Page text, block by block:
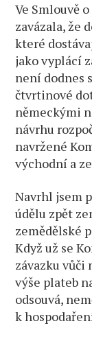
Ve Smlouvě
zavázala, že
které
jako vyplácí
není dodnes
čtvrtinové
německými
návrhu
navržené
východní a
Navrhl jsem
údělu zpět
zemědělské
Když už se
závazku vůči
výše plateb
odsouvá,
k